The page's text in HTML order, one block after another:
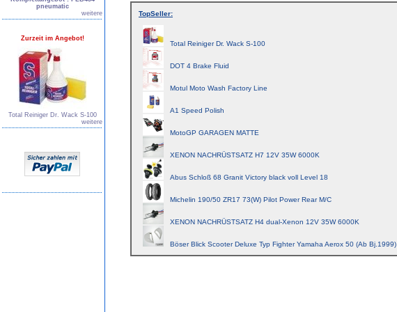
pneumatic
weitere
Zurzeit im Angebot!
Total Reiniger Dr. Wack S-100
weitere
TopSeller:
Total Reiniger Dr. Wack S-100
DOT 4 Brake Fluid
Motul Moto Wash Factory Line
A1 Speed Polish
MotoGP GARAGEN MATTE
XENON NACHRÜSTSATZ H7 12V 35W 6000K
Abus Schloß 68 Granit Victory black voll Level 18
Michelin 190/50 ZR17 73(W) Pilot Power Rear M/C
XENON NACHRÜSTSATZ H4 dual-Xenon 12V 35W 6000K
Böser Blick Scooter Deluxe Typ Fighter Yamaha Aerox 50 (Ab Bj.1999)